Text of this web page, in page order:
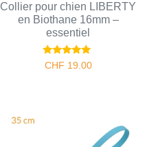
Collier pour chien LIBERTY
en Biothane 16mm –
essentiel
Note
5.00
CHF 19.00